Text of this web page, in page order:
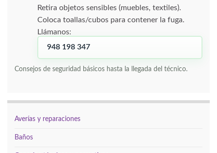
Retira objetos sensibles (muebles, textiles).
Coloca toallas/cubos para contener la fuga.
Llámanos:
948 198 347
Consejos de seguridad básicos hasta la llegada del técnico.
Averías y reparaciones
Baños